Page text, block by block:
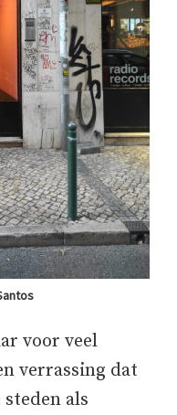
voor veel
verrassing dat
als